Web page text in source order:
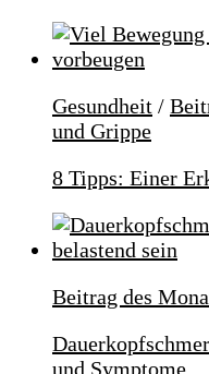
Gesundheit /
und Grippe
8 Tipps: Einer
Beitrag des
und Symptome